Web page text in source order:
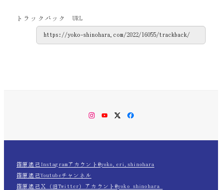
トラックバック URL
Instagram
YouTubeTwitterFacebook
篠原遙己Instagramアカウント@yoko.eri.shinohara
篠原遙己Youtubeチャンネル
篠原遙己Ｘ（旧Twitter）アカウント@yoko_shinohara_